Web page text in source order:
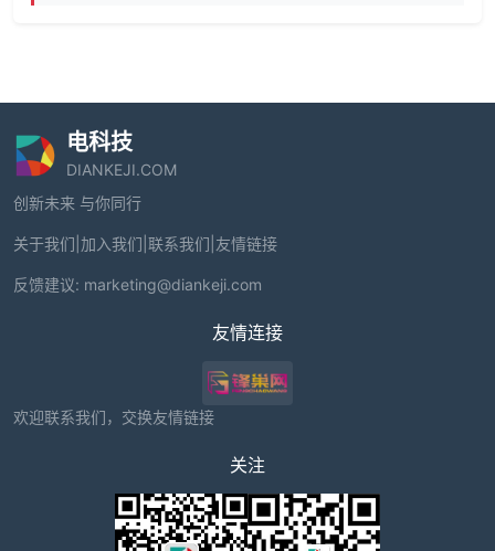
电科技
DIANKEJI.COM
创新未来 与你同行
关于我们 加入我们 联系我们 友情链接
反馈建议: marketing@diankeji.com
友情连接
欢迎联系我们，交换友情链接
关注